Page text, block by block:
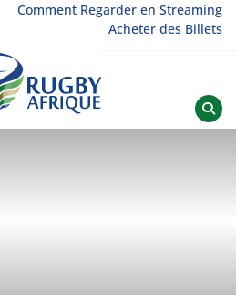
Comment Regarder en Streaming
Acheter des Billets